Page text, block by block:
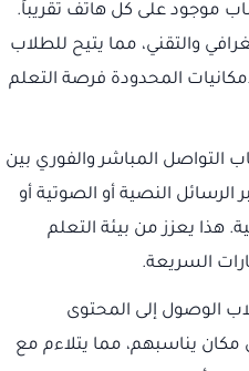
موجود على كل هاتف تقريباً.
والتقني، مما يتيح للطلاب
المحدودة فرصة التعلم
التواصل المباشر والفوري بين
النصية أو الصوتية أو
هذا يعزز من بيئة التعلم
السريعة.
الوصول إلى المحتوى
يناسبهم، مما يتلاءم مع